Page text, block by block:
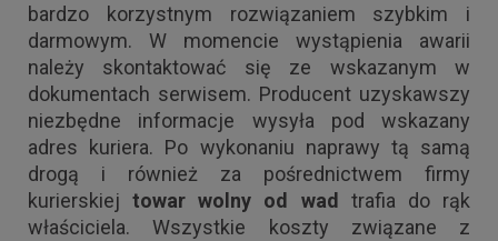
bardzo korzystnym rozwiązaniem szybkim i
darmowym. W momencie wystąpienia awarii
należy skontaktować się ze wskazanym w
dokumentach serwisem. Producent uzyskawszy
niezbędne informacje wysyła pod wskazany
adres kuriera. Po wykonaniu naprawy tą samą
drogą i również za pośrednictwem firmy
kurierskiejtowar wolny od wad trafia do rąk
właściciela. Wszystkie koszty związane z